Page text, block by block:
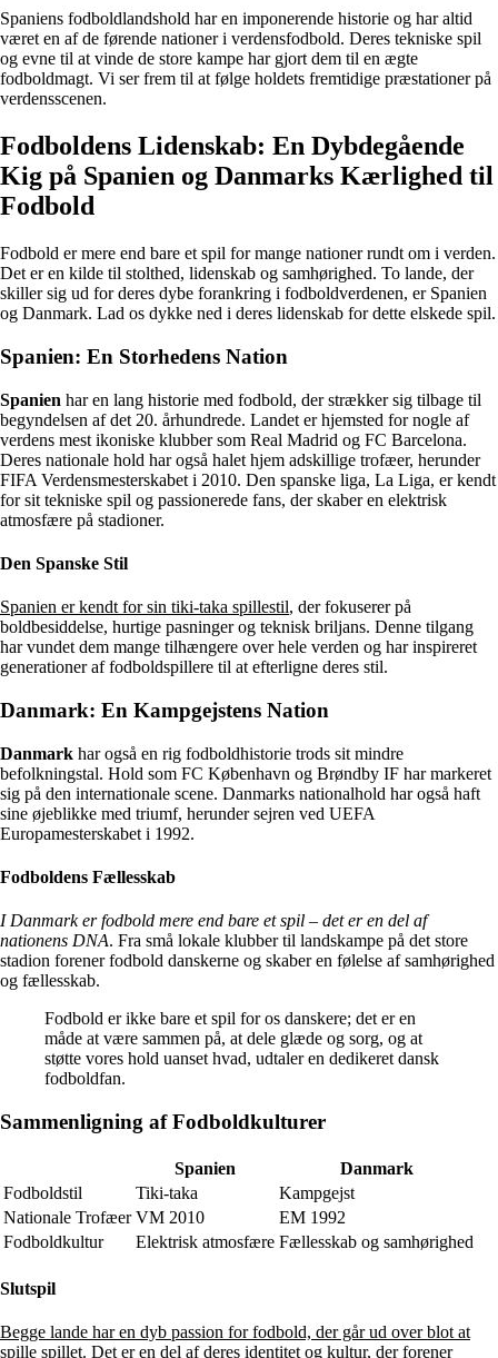
Spaniens fodboldlandshold har en imponerende historie og har altid
været en af de førende nationer i verdensfodbold. Deres tekniske spil
og evne til at vinde de store kampe har gjort dem til en ægte
fodboldmagt. Vi ser frem til at følge holdets fremtidige præstationer på
verdensscenen.
Fodboldens Lidenskab: En Dybdegående
Kig på Spanien og Danmarks Kærlighed til
Fodbold
Fodbold er mere end bare et spil for mange nationer rundt om i verden.
Det er en kilde til stolthed, lidenskab og samhørighed. To lande, der
skiller sig ud for deres dybe forankring i fodboldverdenen, er Spanien
og Danmark. Lad os dykke ned i deres lidenskab for dette elskede spil.
Spanien: En Storhedens Nation
Spanien har en lang historie med fodbold, der strækker sig tilbage til
begyndelsen af det 20. århundrede. Landet er hjemsted for nogle af
verdens mest ikoniske klubber som Real Madrid og FC Barcelona.
Deres nationale hold har også halet hjem adskillige trofæer, herunder
FIFA Verdensmesterskabet i 2010. Den spanske liga, La Liga, er kendt
for sit tekniske spil og passionerede fans, der skaber en elektrisk
atmosfære på stadioner.
Den Spanske Stil
Spanien er kendt for sin tiki-taka spillestil, der fokuserer på
boldbesiddelse, hurtige pasninger og teknisk briljans. Denne tilgang
har vundet dem mange tilhængere over hele verden og har inspireret
generationer af fodboldspillere til at efterligne deres stil.
Danmark: En Kampgejstens Nation
Danmark har også en rig fodboldhistorie trods sit mindre
befolkningstal. Hold som FC København og Brøndby IF har markeret
sig på den internationale scene. Danmarks nationalhold har også haft
sine øjeblikke med triumf, herunder sejren ved UEFA
Europamesterskabet i 1992.
Fodboldens Fællesskab
I Danmark er fodbold mere end bare et spil – det er en del af
nationens DNA. Fra små lokale klubber til landskampe på det store
stadion forener fodbold danskerne og skaber en følelse af samhørighed
og fællesskab.
Fodbold er ikke bare et spil for os danskere; det er en
måde at være sammen på, at dele glæde og sorg, og at
støtte vores hold uanset hvad, udtaler en dedikeret dansk
fodboldfan.
Sammenligning af Fodboldkulturer
Spanien
Danmark
Fodboldstil
Tiki-taka
Kampgejst
Nationale Trofæer VM 2010
EM 1992
Fodboldkultur
Elektrisk atmosfære Fællesskab og samhørighed
Slutspil
Begge lande har en dyb passion for fodbold, der går ud over blot at
spille spillet. Det er en del af deres identitet og kultur, der forener